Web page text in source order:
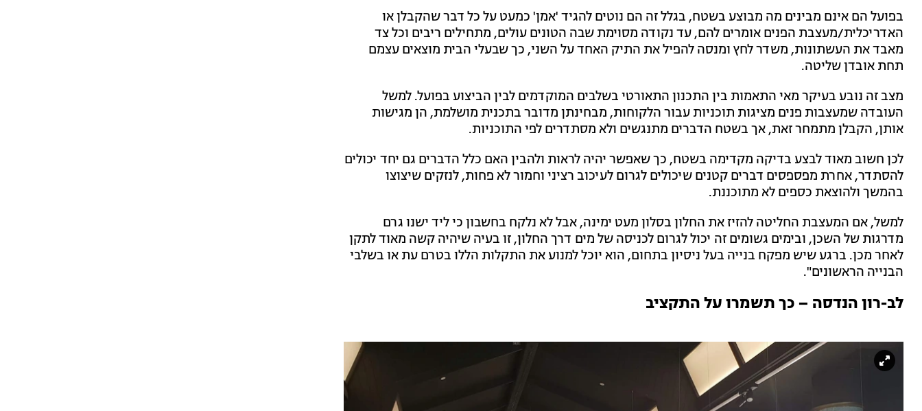
בפועל הם אינם מבינים מה מבוצע בשטח, בגלל זה הם נוטים להגיד 'אמן' כמעט על כל דבר שהקבלן או
האדריכלית/מעצבת הפנים אומרים להם, עד נקודה מסוימת שבה הטונים עולים, מתחילים ריבים וכל צד
מאבד את העשתונות, משדר לחץ ומנסה להפיל את התיק האחד על השני, כך שבעלי הבית מוצאים עצמם
תחת אובדן שליטה.
מצב זה נובע בעיקר מאי התאמות בין התכנון התאורטי בשלבים המוקדמים לבין הביצוע בפועל. למשל
העובדה שמעצבות פנים מציגות תוכניות עבור הלקוחות, מבחינתן מדובר בתכנית מושלמת, הן מגישות
אותן, הקבלן מתמחר זאת, אך בשטח הדברים מתנגשים ולא מסתדרים לפי התוכניות.
לכן חשוב מאוד לבצע בדיקה מקדימה בשטח, כך שאפשר יהיה לראות ולהבין האם כלל הדברים גם יחד יכולים
להסתדר, אחרת מפספסים דברים קטנים שיכולים לגרום לעיכוב רציני וחמור לא פחות, לנזקים שיצוצו
בהמשך ולהוצאת כספים לא מתוכננת.
למשל, אם המעצבת החליטה להזיז את החלון בסלון מעט ימינה, אבל לא נלקח בחשבון כי ליד ישנו גרם
מדרגות של השכן, ובימים גשומים זה יכול לגרום לכניסה של מים דרך החלון, זו בעיה שיהיה קשה מאוד לתקן
לאחר מכן. ברגע שיש מפקח בנייה בעל ניסיון בתחום, הוא יוכל למנוע את התקלות הללו בטרם עת או בשלבי
הבנייה הראשונים".
לב-רון הנדסה – כך תשמרו על התקציב